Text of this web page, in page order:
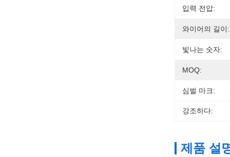
입력 전압:
와이어의 길이:
빛나는 숫자:
MOQ:
심벌 마크:
강조하다:
제품 설